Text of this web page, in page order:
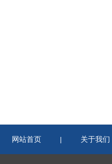
网站首页 | 关于我们